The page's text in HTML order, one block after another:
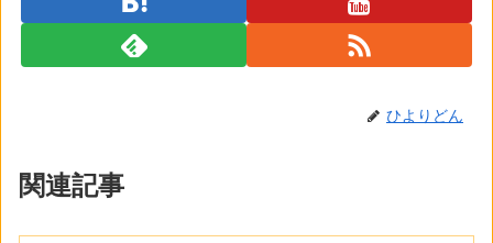
ひよりどん
関連記事